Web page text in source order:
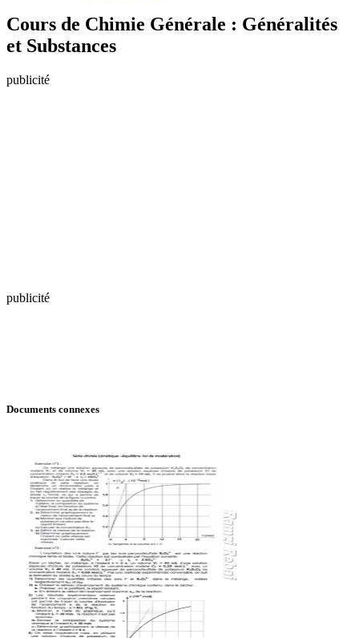
Cours de Chimie Générale : Généralités
et Substances
publicité
publicité
Documents connexes